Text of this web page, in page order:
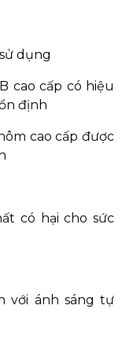
dụng
cao cấp có hiệu
định
cao cấp được
có hại cho sức
với ánh sáng tự